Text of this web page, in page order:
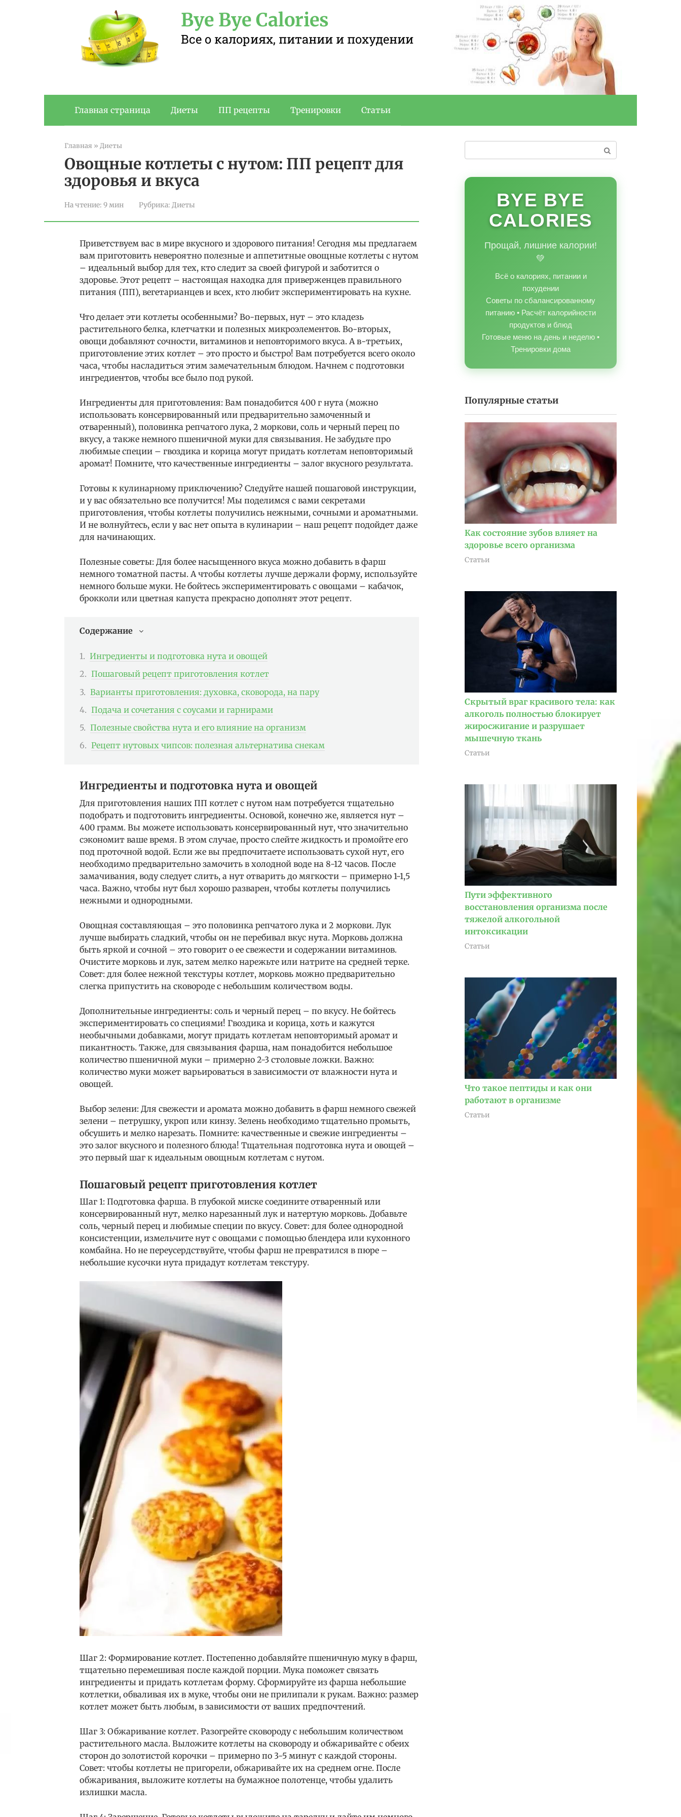
Bye Bye Calories
Все о калориях, питании и похудении
Главная страница Диеты ПП рецепты Тренировки Статьи
Главная » Диеты
Овощные котлеты с нутом: ПП рецепт для
здоровья и вкуса
На чтение: 9 мин Рубрика: Диеты
Приветствуем вас в мире вкусного и здорового питания! Сегодня мы предлагаем
вам приготовить невероятно полезные и аппетитные овощные котлеты с нутом
– идеальный выбор для тех, кто следит за своей фигурой и заботится о
здоровье. Этот рецепт – настоящая находка для приверженцев правильного
питания (ПП), вегетарианцев и всех, кто любит экспериментировать на кухне.
Что делает эти котлеты особенными? Во-первых, нут – это кладезь
растительного белка, клетчатки и полезных микроэлементов. Во-вторых,
овощи добавляют сочности, витаминов и неповторимого вкуса. А в-третьих,
приготовление этих котлет – это просто и быстро! Вам потребуется всего около
часа, чтобы насладиться этим замечательным блюдом. Начнем с подготовки
ингредиентов, чтобы все было под рукой.
Ингредиенты для приготовления: Вам понадобится 400 г нута (можно
использовать консервированный или предварительно замоченный и
отваренный), половинка репчатого лука, 2 моркови, соль и черный перец по
вкусу, а также немного пшеничной муки для связывания. Не забудьте про
любимые специи – гвоздика и корица могут придать котлетам неповторимый
аромат! Помните, что качественные ингредиенты – залог вкусного результата.
Готовы к кулинарному приключению? Следуйте нашей пошаговой инструкции,
и у вас обязательно все получится! Мы поделимся с вами секретами
приготовления, чтобы котлеты получились нежными, сочными и ароматными.
И не волнуйтесь, если у вас нет опыта в кулинарии – наш рецепт подойдет даже
для начинающих.
Полезные советы: Для более насыщенного вкуса можно добавить в фарш
немного томатной пасты. А чтобы котлеты лучше держали форму, используйте
немного больше муки. Не бойтесь экспериментировать с овощами – кабачок,
брокколи или цветная капуста прекрасно дополнят этот рецепт.
Содержание
Ингредиенты и подготовка нута и овощей
Пошаговый рецепт приготовления котлет
Варианты приготовления: духовка, сковорода, на пару
Подача и сочетания с соусами и гарнирами
Полезные свойства нута и его влияние на организм
Рецепт нутовых чипсов: полезная альтернатива снекам
Ингредиенты и подготовка нута и овощей
Для приготовления наших ПП котлет с нутом нам потребуется тщательно
подобрать и подготовить ингредиенты. Основой, конечно же, является нут –
400 грамм. Вы можете использовать консервированный нут, что значительно
сэкономит ваше время. В этом случае, просто слейте жидкость и промойте его
под проточной водой. Если же вы предпочитаете использовать сухой нут, его
необходимо предварительно замочить в холодной воде на 8-12 часов. После
замачивания, воду следует слить, а нут отварить до мягкости – примерно 1-1,5
часа. Важно, чтобы нут был хорошо разварен, чтобы котлеты получились
нежными и однородными.
Овощная составляющая – это половинка репчатого лука и 2 моркови. Лук
лучше выбирать сладкий, чтобы он не перебивал вкус нута. Морковь должна
быть яркой и сочной – это говорит о ее свежести и содержании витаминов.
Очистите морковь и лук, затем мелко нарежьте или натрите на средней терке.
Совет: для более нежной текстуры котлет, морковь можно предварительно
слегка припустить на сковороде с небольшим количеством воды.
Дополнительные ингредиенты: соль и черный перец – по вкусу. Не бойтесь
экспериментировать со специями! Гвоздика и корица, хоть и кажутся
необычными добавками, могут придать котлетам неповторимый аромат и
пикантность. Также, для связывания фарша, нам понадобится небольшое
количество пшеничной муки – примерно 2-3 столовые ложки. Важно:
количество муки может варьироваться в зависимости от влажности нута и
овощей.
Выбор зелени: Для свежести и аромата можно добавить в фарш немного свежей
зелени – петрушку, укроп или кинзу. Зелень необходимо тщательно промыть,
обсушить и мелко нарезать. Помните: качественные и свежие ингредиенты –
это залог вкусного и полезного блюда! Тщательная подготовка нута и овощей –
это первый шаг к идеальным овощным котлетам с нутом.
Пошаговый рецепт приготовления котлет
Шаг 1: Подготовка фарша. В глубокой миске соедините отваренный или
консервированный нут, мелко нарезанный лук и натертую морковь. Добавьте
соль, черный перец и любимые специи по вкусу. Совет: для более однородной
консистенции, измельчите нут с овощами с помощью блендера или кухонного
комбайна. Но не переусердствуйте, чтобы фарш не превратился в пюре –
небольшие кусочки нута придадут котлетам текстуру.
Шаг 2: Формирование котлет. Постепенно добавляйте пшеничную муку в фарш,
тщательно перемешивая после каждой порции. Мука поможет связать
ингредиенты и придать котлетам форму. Сформируйте из фарша небольшие
котлетки, обваливая их в муке, чтобы они не прилипали к рукам. Важно: размер
котлет может быть любым, в зависимости от ваших предпочтений.
Шаг 3: Обжаривание котлет. Разогрейте сковороду с небольшим количеством
растительного масла. Выложите котлеты на сковороду и обжаривайте с обеих
сторон до золотистой корочки – примерно по 3-5 минут с каждой стороны.
Совет: чтобы котлеты не пригорели, обжаривайте их на среднем огне. После
обжаривания, выложите котлеты на бумажное полотенце, чтобы удалить
излишки масла.
BYE BYE
CALORIES
Прощай, лишние калории!
💚
Всё о калориях, питании и
похудении
Советы по сбалансированному
питанию • Расчёт калорийности
продуктов и блюд
Готовые меню на день и неделю •
Тренировки дома
Популярные статьи
Как состояние зубов влияет на
здоровье всего организма
Статьи
Скрытый враг красивого тела: как
алкоголь полностью блокирует
жиросжигание и разрушает
мышечную ткань
Статьи
Пути эффективного
восстановления организма после
тяжелой алкогольной
интоксикации
Статьи
Что такое пептиды и как они
работают в организме
Статьи